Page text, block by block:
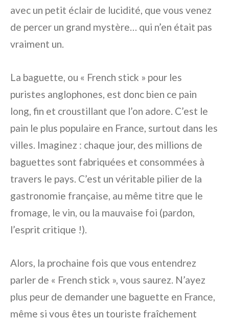
avec un petit éclair de lucidité, que vous venez
de percer un grand mystère… qui n’en était pas
vraiment un.
La baguette, ou « French stick » pour les
puristes anglophones, est donc bien ce pain
long, fin et croustillant que l’on adore. C’est le
pain le plus populaire en France, surtout dans les
villes. Imaginez : chaque jour, des millions de
baguettes sont fabriquées et consommées à
travers le pays. C’est un véritable pilier de la
gastronomie française, au même titre que le
fromage, le vin, ou la mauvaise foi (pardon,
l’esprit critique !).
Alors, la prochaine fois que vous entendrez
parler de « French stick », vous saurez. N’ayez
plus peur de demander une baguette en France,
même si vous êtes un touriste fraîchement